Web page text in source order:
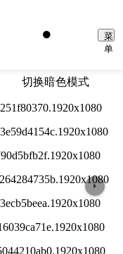
切换暗色模式
菜
单